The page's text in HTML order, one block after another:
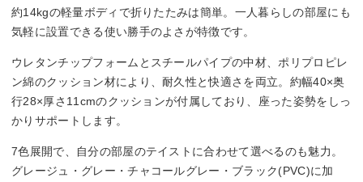
約14kgの軽量ボディで折りたたみは簡単。一人暮らしの部屋にも
気軽に設置できる使い勝手のよさが特徴です。
ウレタンチップフォームとスチールパイプの中材、ポリプロピレ
ン綿のクッション材により、耐久性と快適さを両立。約幅40×奥
行28×厚さ11cmのクッションが付属しており、座った姿勢をしっ
かりサポートします。
7色展開で、自分の部屋のテイストに合わせて選べるのも魅力。
グレージュ・グレー・チャコールグレー・ブラック(PVC)に加